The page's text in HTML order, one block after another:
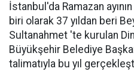
İstanbul'da Ramazan
biri olarak 37 yıldan beri
Sultanahmet 'te kurulan
Büyükşehir Belediye
talimatıyla bu yıl